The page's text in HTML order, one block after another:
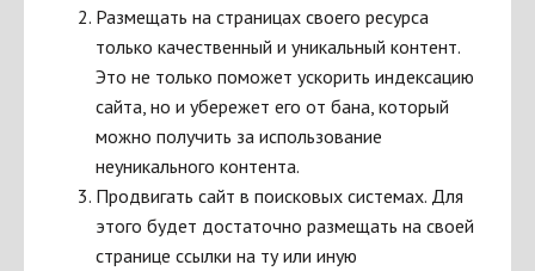
Размещать на страницах своего ресурса
только качественный и уникальный контент.
Это не только поможет ускорить индексацию
сайта, но и убережет его от бана, который
можно получить за использование
неуникального контента.
Продвигать сайт в поисковых системах. Для
этого будет достаточно размещать на своей
странице ссылки на ту или иную